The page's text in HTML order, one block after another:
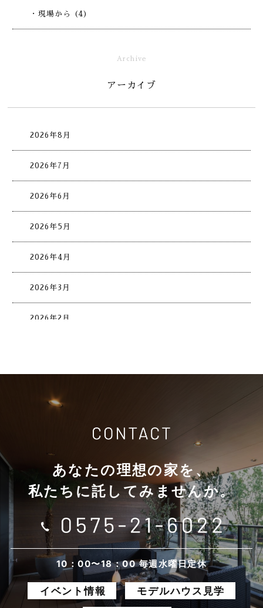
・現場から (4)
Archive
アーカイブ
2026年8月
2026年7月
2026年6月
2026年5月
2026年4月
2026年3月
2026年2月
2025年11月
2025年9月
2025年8月
2025年7月
2025年6月
2025年5月
あなたの理想の家を、
私たちに託してみませんか。
10：00〜18：00 毎週水曜日定休
イベント情報
モデルハウス見学